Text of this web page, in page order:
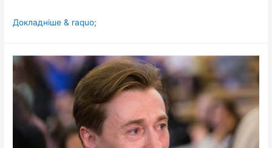
Скандал
Євробаченні:
учасника
відсторонили
співпрацю
Докладніше & raquo;